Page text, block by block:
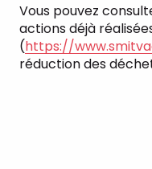
Vous pouvez
actions déjà
(https://
réduction des